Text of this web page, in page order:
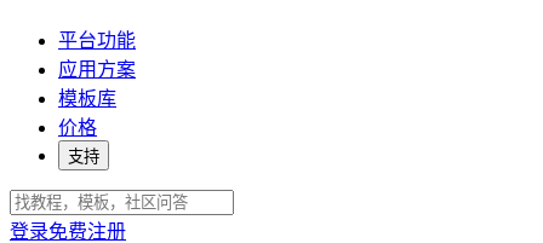
平台功能
应用方案
模板库
价格
支持
登录免费注册